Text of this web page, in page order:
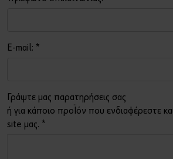
απολαύσετε πλήρως όλες τις λειτουργίες
Μόνο για επαγγελματίες
Τέχνη και Πολιτισμός
E-mail: *
Γράψτε μας παρατηρήσεις σας
ή για κάποιο προϊόν που ενδιαφέρεστε
site μας. *